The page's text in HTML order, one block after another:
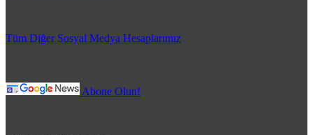
Tüm Diğer Sosyal Medya Hesaplarımız
Abone Olun!